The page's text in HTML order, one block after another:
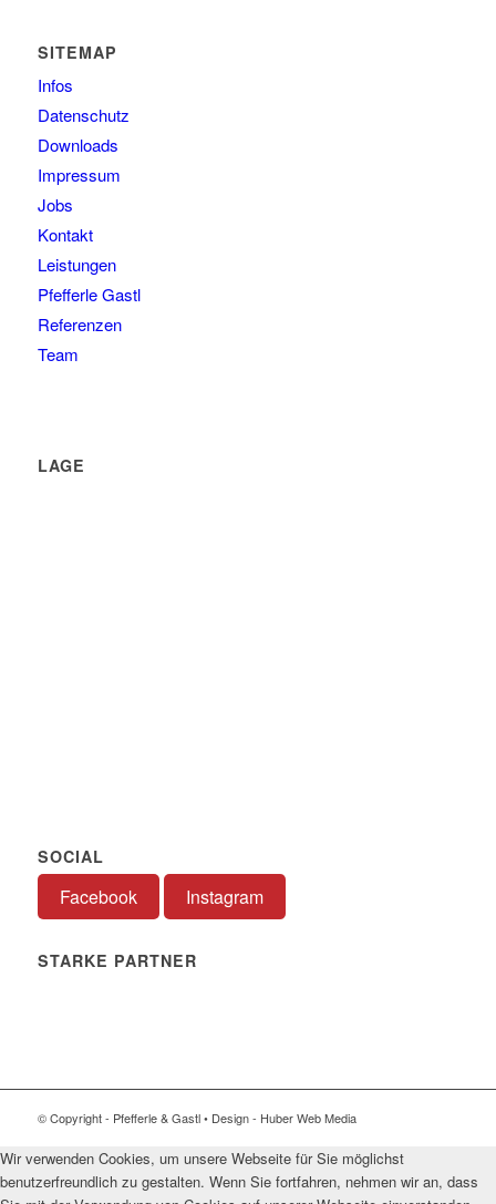
SITEMAP
Infos
Datenschutz
Downloads
Impressum
Jobs
Kontakt
Leistungen
Pfefferle Gastl
Referenzen
Team
LAGE
SOCIAL
Facebook Instagram
STARKE PARTNER
© Copyright - Pfefferle & Gastl • Design - Huber Web Media
Wir verwenden Cookies, um unsere Webseite für Sie möglichst
benutzerfreundlich zu gestalten. Wenn Sie fortfahren, nehmen wir an, dass